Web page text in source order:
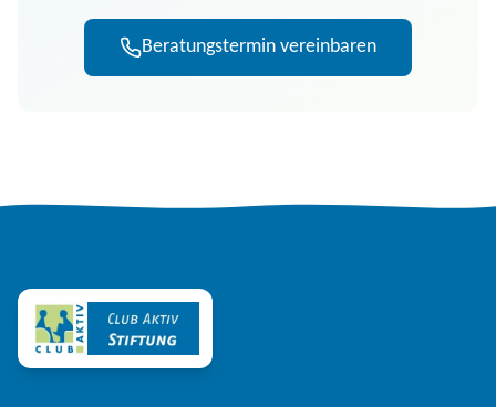
Beratungstermin vereinbaren